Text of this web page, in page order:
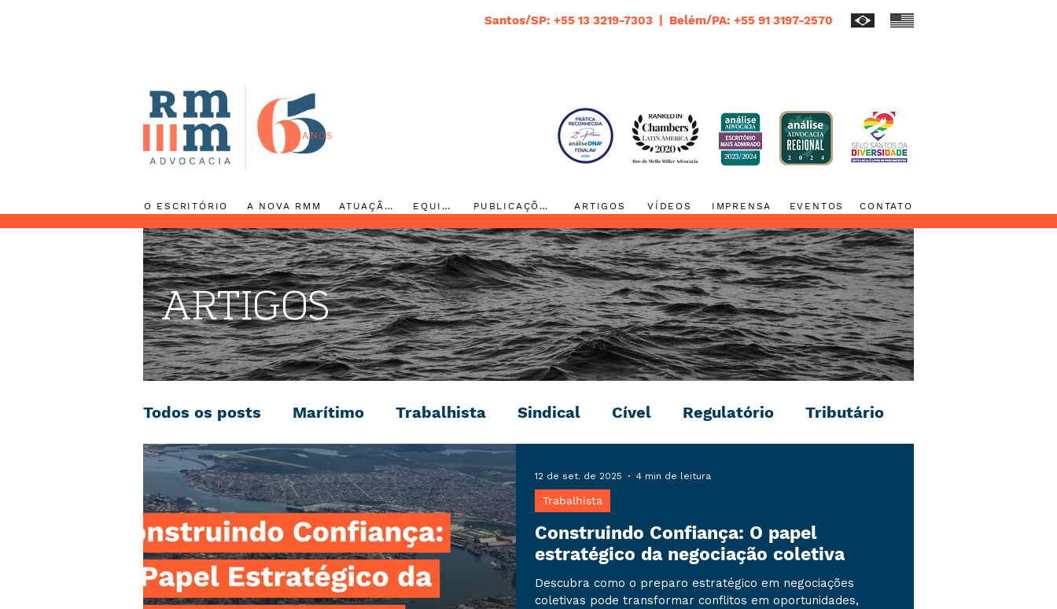
Santos/SP: +55 13 3219-7303 | Belém/PA: +55 91 3197-2570
O ESCRITÓRIO A NOVA RMM ATUAÇÃO EQUIPE PUBLICAÇÕES ARTIGOS VÍDEOS IMPRENSA EVENTOS CONTATO
ARTIGOS
Todos os posts Marítimo Trabalhista Sindical Cível Regulatório Tributário
Negociação Coletiva Penal Ambiental Digital Eventos
Construindo Confiança: O papel
estratégico da negociação coletiva
Descubra como o preparo estratégico em negociações
coletivas pode transformar conflitos em oportunidades,
Trabalhista
12 de set. de 2025 4 min de leitura